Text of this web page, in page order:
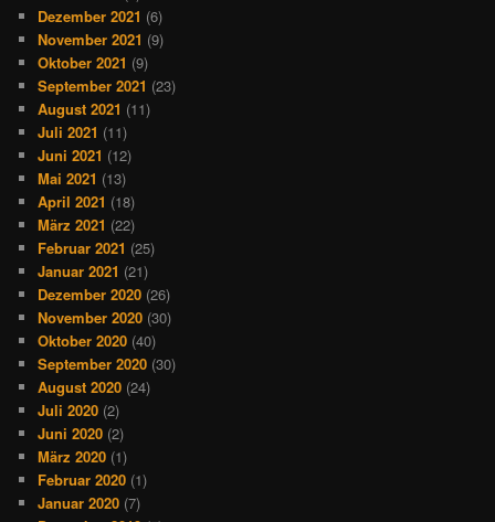
Dezember 2021 (6)
November 2021 (9)
Oktober 2021 (9)
September 2021 (23)
August 2021 (11)
Juli 2021 (11)
Juni 2021 (12)
Mai 2021 (13)
April 2021 (18)
März 2021 (22)
Februar 2021 (25)
Januar 2021 (21)
Dezember 2020 (26)
November 2020 (30)
Oktober 2020 (40)
September 2020 (30)
August 2020 (24)
Juli 2020 (2)
Juni 2020 (2)
März 2020 (1)
Februar 2020 (1)
Januar 2020 (7)